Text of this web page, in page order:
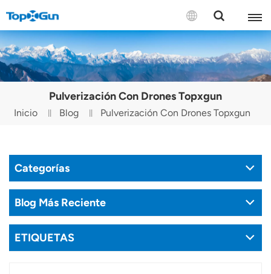
CONTÁCTENOS
English
Español
Português(Portugal)
Português(Brasil)
Türkçe
Pulverización Con Drones Topxgun
Inicio Blog Pulverización Con Drones Topxgun
Categorías
Blog Más Reciente
ETIQUETAS